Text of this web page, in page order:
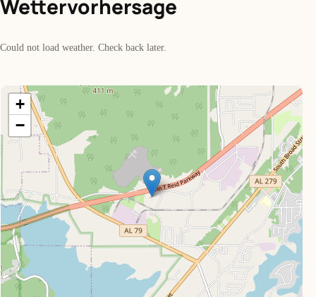
Wettervorhersage
Could not load weather. Check back later.
+
−